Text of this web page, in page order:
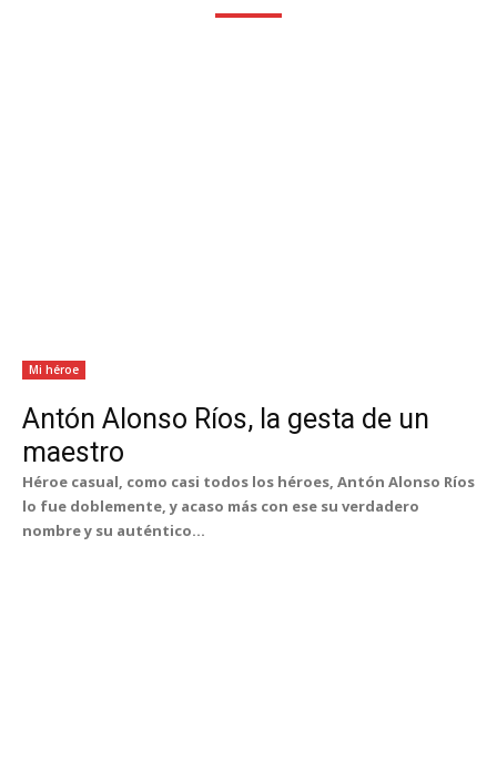
Mi héroe
Antón Alonso Ríos, la gesta de un
maestro
Héroe casual, como casi todos los héroes, Antón Alonso Ríos
lo fue doblemente, y acaso más con ese su verdadero
nombre y su auténtico...